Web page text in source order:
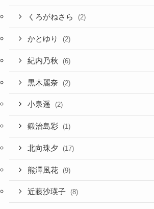
くろがねさら (2)
かとゆり (2)
紀内乃秋 (6)
黒木麗奈 (2)
小泉遥 (2)
鍛治島彩 (1)
北向珠夕 (17)
熊澤風花 (9)
近藤沙瑛子 (8)